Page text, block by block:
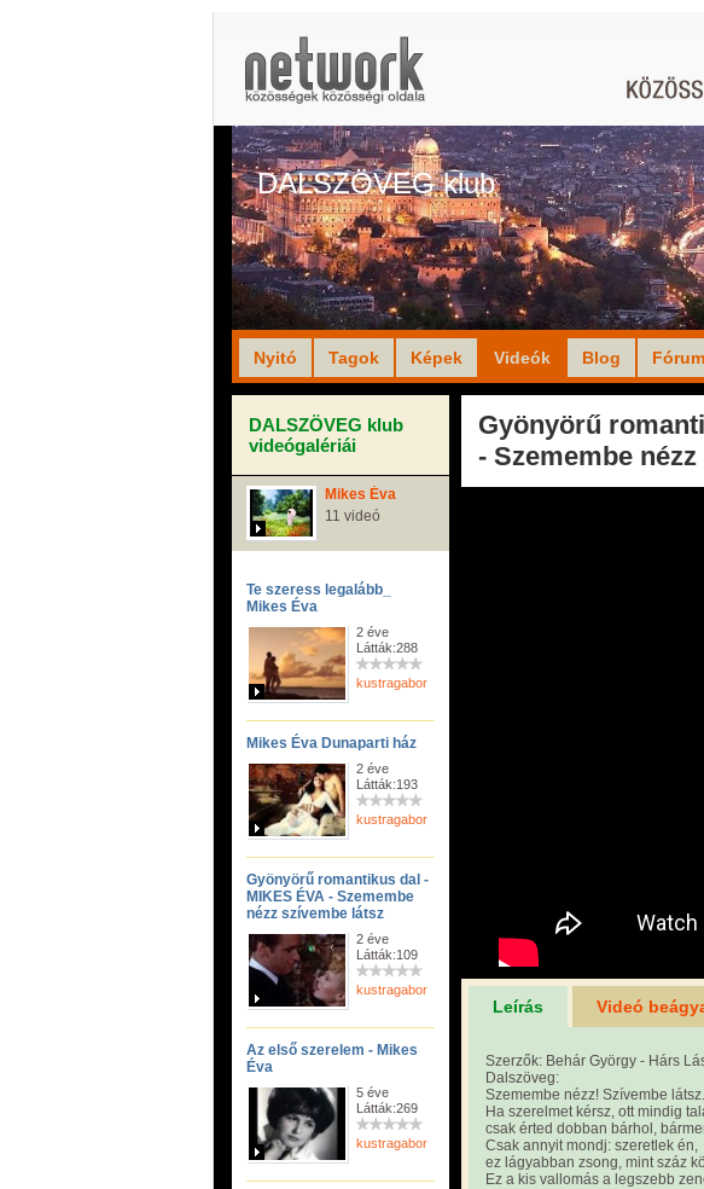
DALSZÖVEG klub
Nyitó Tagok Képek Videók Blog Fórum
DALSZÖVEG klub
videógalériái
Mikes Éva
11 videó
Te szeress legalább_
Mikes Éva
2 éve
Látták:288
kustragabor
Mikes Éva Dunaparti ház
2 éve
Látták:193
kustragabor
Gyönyörű romantikus dal -
MIKES ÉVA - Szemembe
nézz szívembe látsz
2 éve
Látták:109
kustragabor
Az első szerelem - Mikes
Éva
5 éve
Látták:269
kustragabor
Gyönyörű
- Szemembe
Leírás Videó
Szerzők: Behár György - Hárs
Dalszöveg:
Szemembe nézz! Szívembe látsz.
Ha szerelmet kérsz, ott mindig
csak érted dobban bárhol,
Csak annyit mondj: szeretlek én,
ez lágyabban zsong, mint száz
Ez a kis vallomás a legszebb